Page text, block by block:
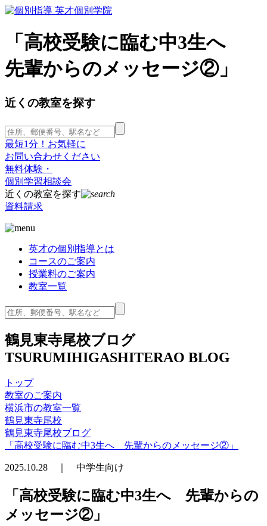
「高校受験に臨む中3生へ
先輩からのメッセージ②」
近くの教室を探す
最短1分！お気軽に
お問い合わせください
無料体験・
個別学習相談会
近くの教室を探す
資料請求
英才の個別指導とは
コースのご案内
授業料のご案内
教室一覧
鶴見東寺尾校ブログ
TSURUMIHIGASHITERAO BLOG
トップ
教室のご案内
横浜市の教室一覧
鶴見東寺尾校
鶴見東寺尾校ブログ
「高校受験に臨む中3生へ 先輩からのメッセージ②」
2025.10.28 ｜ 中学生向け
「高校受験に臨む中3生へ 先輩からの
メッセージ②」